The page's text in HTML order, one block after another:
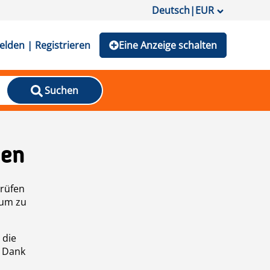
Deutsch|EUR
| Registrieren Eine Anzeige schalten
Suchen
zu
die